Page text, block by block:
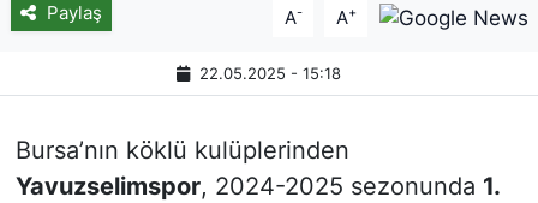
Paylaş A- A+
22.05.2025 - 15:18
Bursa’nın köklü kulüplerinden
Yavuzselimspor, 2024-2025 sezonunda 1.